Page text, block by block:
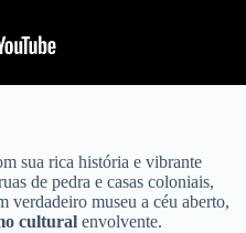
sua rica história e vibrante
de pedra e casas coloniais,
verdadeiro museu a céu aberto,
cultural envolvente.